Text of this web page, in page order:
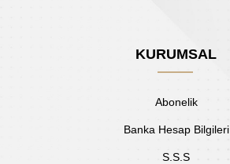
KURUMSAL
Abonelik
Banka Hesap Bilgileri
S.S.S